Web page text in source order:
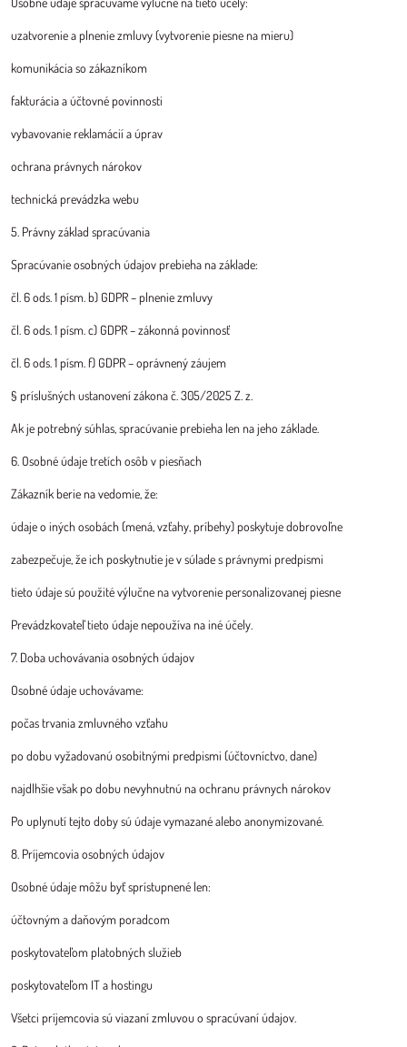
uzatvorenie a plnenie zmluvy (vytvorenie piesne na mieru)
komunikácia so zákazníkom
fakturácia a účtovné povinnosti
vybavovanie reklamácií a úprav
ochrana právnych nárokov
technická prevádzka webu
5. Právny základ spracúvania
Spracúvanie osobných údajov prebieha na základe:
čl. 6 ods. 1 písm. b) GDPR – plnenie zmluvy
čl. 6 ods. 1 písm. c) GDPR – zákonná povinnosť
čl. 6 ods. 1 písm. f) GDPR – oprávnený záujem
§ príslušných ustanovení zákona č. 305/2025 Z. z.
Ak je potrebný súhlas, spracúvanie prebieha len na jeho základe.
6. Osobné údaje tretích osôb v piesňach
Zákazník berie na vedomie, že:
údaje o iných osobách (mená, vzťahy, príbehy) poskytuje dobrovoľne
zabezpečuje, že ich poskytnutie je v súlade s právnymi predpismi
tieto údaje sú použité výlučne na vytvorenie personalizovanej piesne
Prevádzkovateľ tieto údaje nepoužíva na iné účely.
7. Doba uchovávania osobných údajov
Osobné údaje uchovávame:
počas trvania zmluvného vzťahu
po dobu vyžadovanú osobitnými predpismi (účtovníctvo, dane)
najdlhšie však po dobu nevyhnutnú na ochranu právnych nárokov
Po uplynutí tejto doby sú údaje vymazané alebo anonymizované.
8. Príjemcovia osobných údajov
Osobné údaje môžu byť sprístupnené len:
účtovným a daňovým poradcom
poskytovateľom platobných služieb
poskytovateľom IT a hostingu
Všetci príjemcovia sú viazaní zmluvou o spracúvaní údajov.